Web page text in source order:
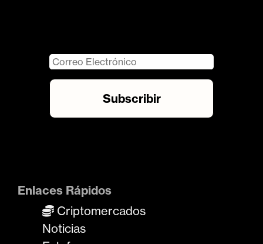
Enlaces Rápidos
Criptomercados
Noticias